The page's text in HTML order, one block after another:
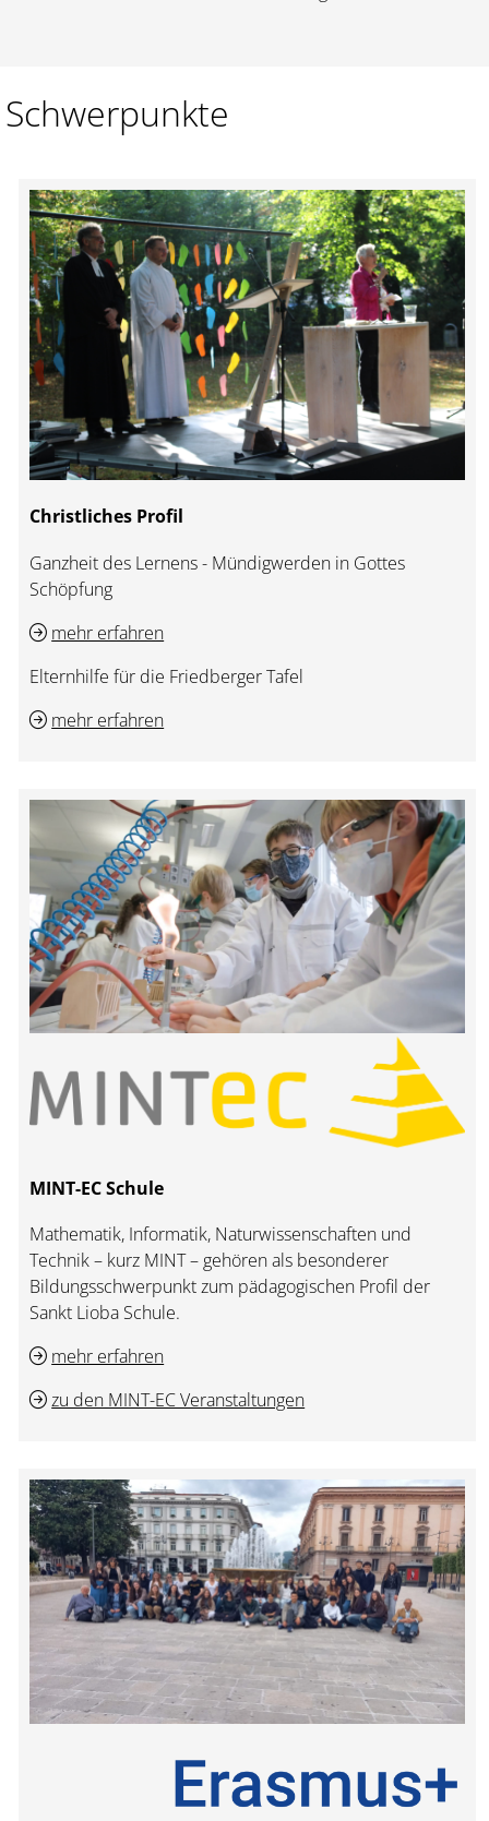
Schwerpunkte
Christliches Profil
Ganzheit des Lernens - Mündigwerden in Gottes
Schöpfung
mehr erfahren
Elternhilfe für die Friedberger Tafel
mehr erfahren
MINT-EC Schule
Mathematik, Informatik, Naturwissenschaften und
Technik – kurz MINT – gehören als besonderer
Bildungsschwerpunkt zum pädagogischen Profil der
Sankt Lioba Schule.
mehr erfahren
zu den MINT-EC Veranstaltungen